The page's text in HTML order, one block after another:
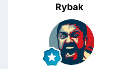
Rybak